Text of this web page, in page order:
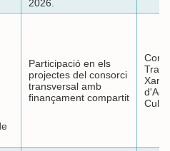
2026.
Participació en els
projectes del consorci
transversal amb
finançament compartit
Xarxa